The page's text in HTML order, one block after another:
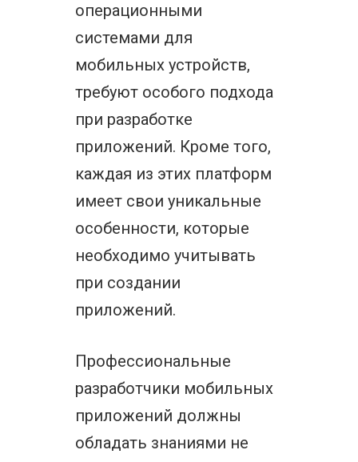
операционными
системами для
мобильных устройств,
требуют особого подхода
при разработке
приложений. Кроме того,
каждая из этих платформ
имеет свои уникальные
особенности, которые
необходимо учитывать
при создании
приложений.
Профессиональные
разработчики мобильных
приложений должны
обладать знаниями не